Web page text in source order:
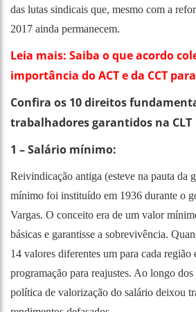
das lutas sindicais que, mesmo com a
2017 ainda permanecem.
Leia mais: Saiba o que acordo
importância do ACT e da CCT
Confira os 10 direitos
trabalhadores garantidos na CLT
1 – Salário mínimo:
Reivindicação antiga (esteve na pauta da
mínimo foi instituído em 1936 durante o
Vargas. O conceito era de um valor
básicas e garantisse a sobrevivência.
14 valores diferentes um para cada região
programação para reajustes. Ao longo
política de valorização do salário deixou